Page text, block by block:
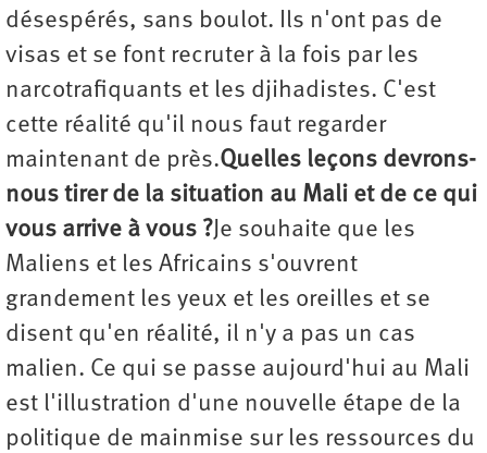
désespérés, sans boulot. Ils n'ont pas de
visas et se font recruter à la fois par les
narcotrafiquants et les djihadistes. C'est
cette réalité qu'il nous faut regarder
maintenant de près.Quelles leçons devrons-
nous tirer de la situation au Mali et de ce qui
vous arrive à vous ?Je souhaite que les
Maliens et les Africains s'ouvrent
grandement les yeux et les oreilles et se
disent qu'en réalité, il n'y a pas un cas
malien. Ce qui se passe aujourd'hui au Mali
est l'illustration d'une nouvelle étape de la
politique de mainmise sur les ressources du